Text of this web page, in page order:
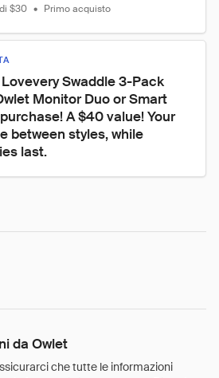
$30 • Primo acquisto
Lovevery Swaddle 3-Pack
Monitor Duo or Smart
A $40 value! Your
between styles, while
last.
da Owlet
che tutte le informazioni